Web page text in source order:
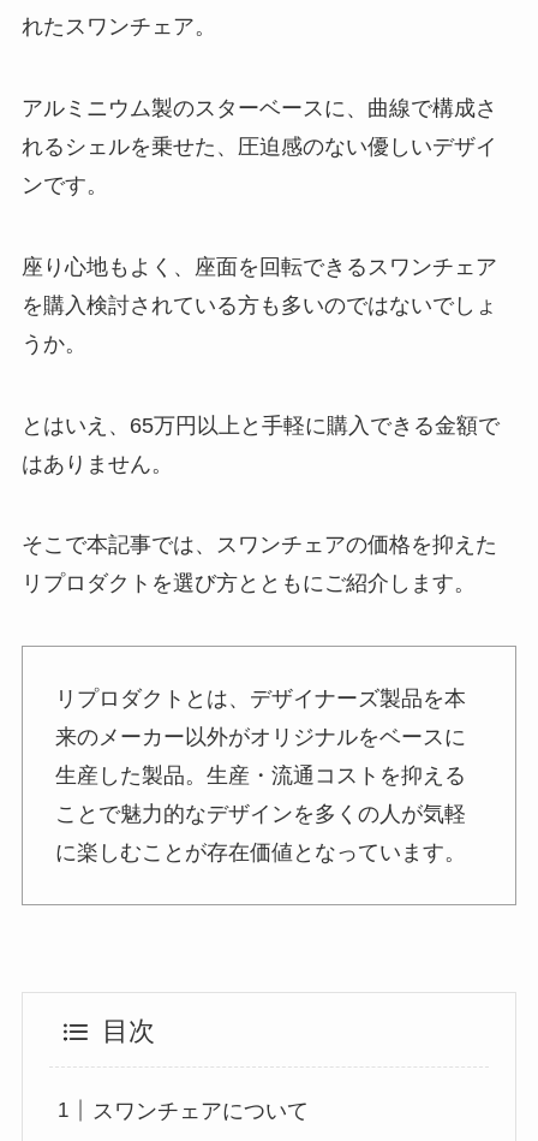
れたスワンチェア。
アルミニウム製のスターベースに、曲線で構成さ
れるシェルを乗せた、圧迫感のない優しいデザイ
ンです。
座り心地もよく、座面を回転できるスワンチェア
を購入検討されている方も多いのではないでしょ
うか。
とはいえ、65万円以上と手軽に購入できる金額で
はありません。
そこで本記事では、スワンチェアの価格を抑えた
リプロダクトを選び方とともにご紹介します。
リプロダクトとは、デザイナーズ製品を本
来のメーカー以外がオリジナルをベースに
生産した製品。生産・流通コストを抑える
ことで魅力的なデザインを多くの人が気軽
に楽しむことが存在価値となっています。
目次
スワンチェアについて